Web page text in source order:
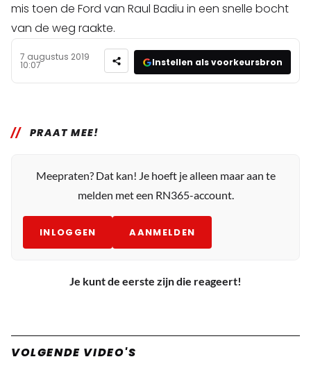
mis toen de Ford van Raul Badiu in een snelle bocht
van de weg raakte.
7 augustus 2019
10:07 Instellen als voorkeursbron
PRAAT MEE!
Meepraten? Dat kan! Je hoeft je alleen maar aan te
melden met een RN365-account.
INLOGGEN AANMELDEN
Je kunt de eerste zijn die reageert!
VOLGENDE VIDEO'S